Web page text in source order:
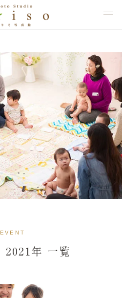
EVENT
2021年 一覧